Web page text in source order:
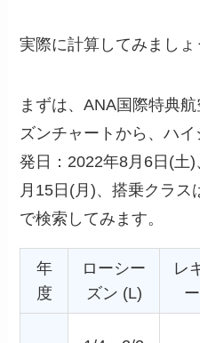
実際に計算してみましょ
まずは、ANA国際特典
ズンチャートから、ハ
発日：2022年8月6日(土
月15日(月)、搭乗クラス
で検索してみます。
年
度
ローシー
ズン (L)
レ